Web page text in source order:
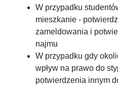
W przypadku
mieszkanie -
zameldowania i
najmu
W przypadku gdy
wpływ na prawo do
potwierdzenia innym